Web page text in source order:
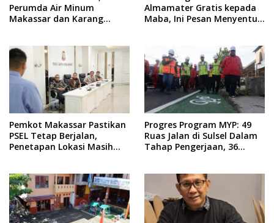
Perumda Air Minum
Makassar dan Karang
Almamater Gratis kepada
Maba, Ini Pesan Menyentuh
Pemkot Makassar Pastikan
PSEL Tetap Berjalan,
Penetapan Lokasi Masih
Progres Program MYP: 49
Ruas Jalan di Sulsel Dalam
Tahap Pengerjaan, 36